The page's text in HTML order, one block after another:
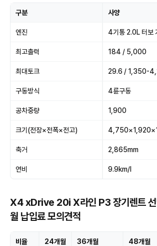
구분 사양
엔진 4기통 2.0L 터보
최고출력 184 / 5,000
최대토크 29.6 / 1,350-
구동방식 4륜구동
공차중량 1,900
크기(전장×전폭×전고)
축거 2,865mm
연비 9.9km/l
X4 xDrive 20i X라인 P3 장기렌트 선
월 납입료 모의견적
비율 24개월 36개월 48개월